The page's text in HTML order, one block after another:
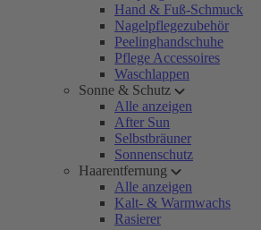
Hand & Fuß-Schmuck
Nagelpflegezubehör
Peelinghandschuhe
Pflege Accessoires
Waschlappen
Sonne & Schutz
Alle anzeigen
After Sun
Selbstbräuner
Sonnenschutz
Haarentfernung
Alle anzeigen
Kalt- & Warmwachs
Rasierer